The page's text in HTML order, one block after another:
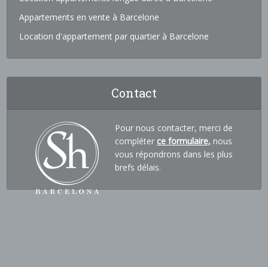
Appartements en vente à Barcelone
Location d'appartement par quartier à Barcelone
Contact
Pour nous contacter, merci de
compléter ce formulaire, nous
vous répondrons dans les plus
brefs délais.